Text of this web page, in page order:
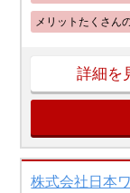
メリットたくさん
詳細を
株式会社日本